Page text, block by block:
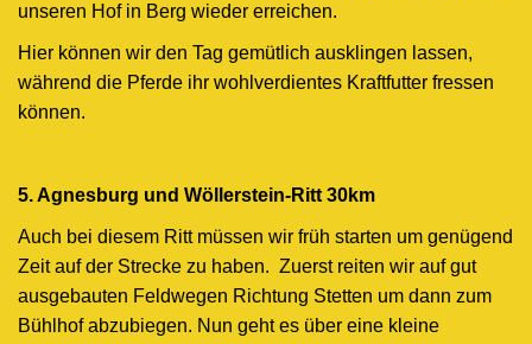
unseren Hof in Berg wieder erreichen.
Hier können wir den Tag gemütlich ausklingen lassen,
während die Pferde ihr wohlverdientes Kraftfutter fressen
können.
5. Agnesburg und Wöllerstein-Ritt 30km
Auch bei diesem Ritt müssen wir früh starten um genügend
Zeit auf der Strecke zu haben. Zuerst reiten wir auf gut
ausgebauten Feldwegen Richtung Stetten um dann zum
Bühlhof abzubiegen. Nun geht es über eine kleine